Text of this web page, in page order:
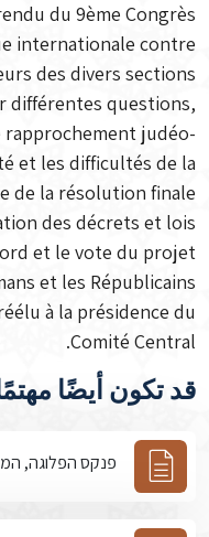
du 9ème Congrès
internationale contre
des divers sections
différentes questions,
judéo-
et les difficultés de la
de la résolution finale
des décrets et lois
et le vote du projet
et les Républicains
à la présidence du
Comité Central.
قد تكون أيضًا
פנקס הפלוגה, המדבר